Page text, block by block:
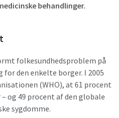
behandlinger.
folkesundhedsproblem på
den enkelte borger. I 2005
(WHO), at 61 procent
og 49 procent af den globale
sygdomme.